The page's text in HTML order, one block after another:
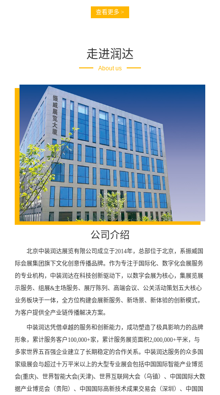
查看更多 >
走进润达
About us
公司介绍
北京中装润达展览有限公司成立于2014年，总部位于北京，系振威国
际会展集团旗下文化创意传播品牌。作为专注于国际化、数字化会展服务
的专业机构，中装润达在科技创新驱动下，以数字会展为核心，集展览展
示服务、组展&主场服务、展厅陈列、高端会议、公关活动策划五大核心
业务板块于一体，全方位构建会展新服务、新场景、新体验的创新模式，
为客户提供全产业链传播解决方案。
中装润达凭借卓越的服务和创新能力，成功塑造了极具影响力的品牌
形象，累计服务客户100,000+家，累计服务展览面积2,000,000+平米，与
多家世界五百强企业建立了长期稳定的合作关系。中装润达服务的众多国
家级展会与超过十万平米以上的大型专业展会包括中国国际智能产业博览
会(重庆)、世界智能大会(天津)、世界互联网大会（乌镇）、中国国际大数
据产业博览会（贵阳）、中国国际高新技术成果交易会（深圳）、中国国